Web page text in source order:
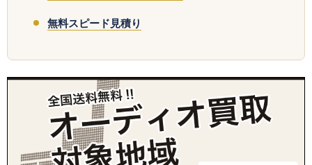
無料スピード見積り